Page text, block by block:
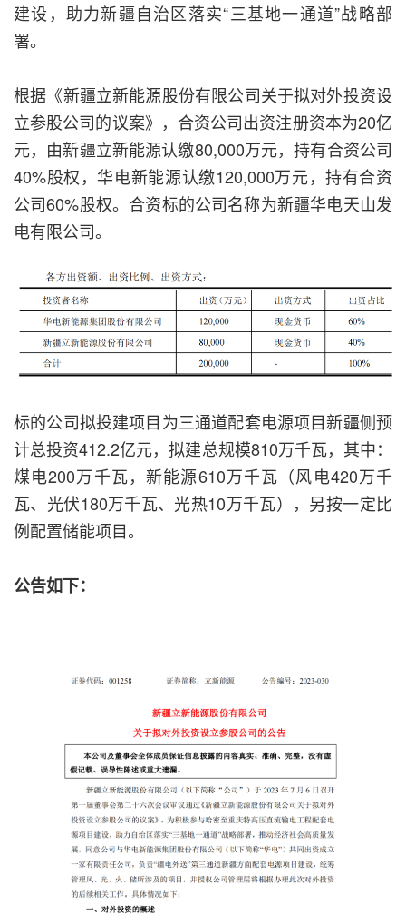
建设，助力新疆自治区落实“三基地一通道”战略部
署。
根据《新疆立新能源股份有限公司关于拟对外投资设
立参股公司的议案》，合资公司出资注册资本为20亿
元，由新疆立新能源认缴80,000万元，持有合资公司
40%股权，华电新能源认缴120,000万元，持有合资
公司60%股权。合资标的公司名称为新疆华电天山发
电有限公司。
标的公司拟投建项目为三通道配套电源项目新疆侧预
计总投资412.2亿元，拟建总规模810万千瓦，其中：
煤电200万千瓦，新能源610万千瓦（风电420万千
瓦、光伏180万千瓦、光热10万千瓦），另按一定比
例配置储能项目。
公告如下：